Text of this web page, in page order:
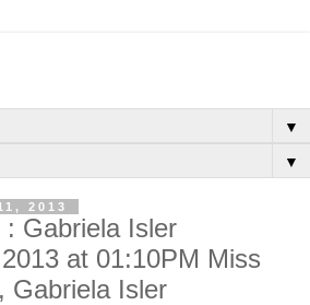
▼
▼
2013
: Gabriela Isler
at 01:10PM Miss
Gabriela Isler